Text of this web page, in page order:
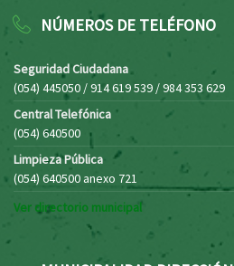
NÚMEROS DE TELÉFONO
Seguridad Ciudadana
(054) 445050 / 914 619 539 / 984 353 629
Central Telefónica
(054) 640500
Limpieza Pública
(054) 640500 anexo 721
Ver directorio municipal